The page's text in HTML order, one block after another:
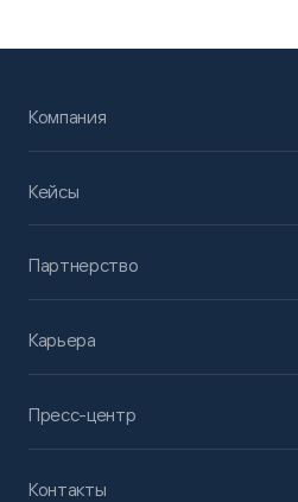
Компания
Кейсы
Партнерство
Карьера
Пресс-центр
Контакты